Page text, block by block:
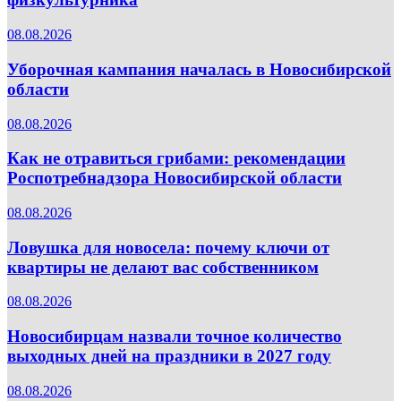
08.08.2026
Уборочная кампания началась в Новосибирской
области
08.08.2026
Как не отравиться грибами: рекомендации
Роспотребнадзора Новосибирской области
08.08.2026
Ловушка для новосела: почему ключи от
квартиры не делают вас собственником
08.08.2026
Новосибирцам назвали точное количество
выходных дней на праздники в 2027 году
08.08.2026